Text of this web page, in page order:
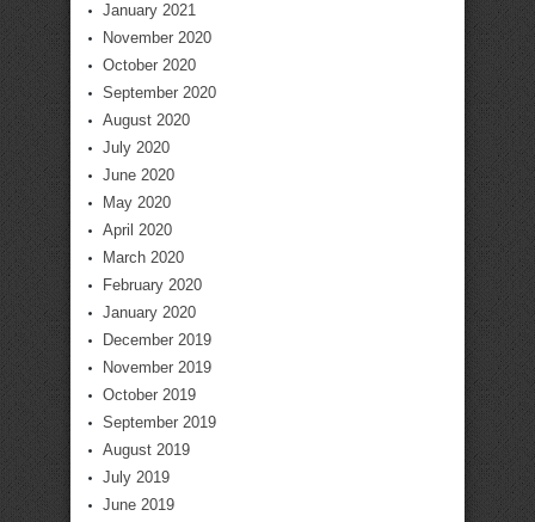
January 2021
November 2020
October 2020
September 2020
August 2020
July 2020
June 2020
May 2020
April 2020
March 2020
February 2020
January 2020
December 2019
November 2019
October 2019
September 2019
August 2019
July 2019
June 2019